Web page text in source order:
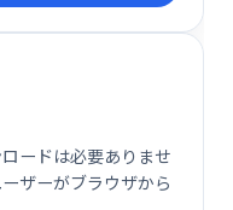
ードは必要ありませ
ザーがブラウザから